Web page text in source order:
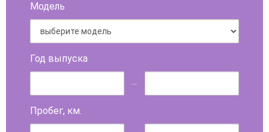
Модель
Год выпуска
...
Пробег, км.